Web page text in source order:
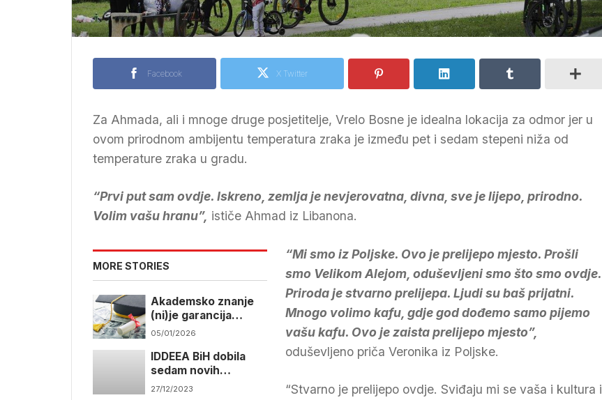
Facebook X Twitter
Za Ahmada, ali i mnoge druge posjetitelje, Vrelo Bosne je idealna lokacija za odmor jer u
ovom prirodnom ambijentu temperatura zraka je između pet i sedam stepeni niža od
temperature zraka u gradu.
“Prvi put sam ovdje. Iskreno, zemlja je nevjerovatna, divna, sve je lijepo, prirodno.
Volim vašu hranu”, ističe Ahmad iz Libanona.
MORE STORIES
Akademsko znanje
(ni)je garancija
uspjeha?
05/01/2026
IDDEEA BiH dobila
sedam novih
terenskih vozila od
27/12/2023
“Mi smo iz Poljske. Ovo je prelijepo mjesto. Prošli
smo Velikom Alejom, oduševljeni smo što smo ovdje.
Priroda je stvarno prelijepa. Ljudi su baš prijatni.
Mnogo volimo kafu, gdje god dođemo samo pijemo
vašu kafu. Ovo je zaista prelijepo mjesto”,
oduševljeno priča Veronika iz Poljske.
“Stvarno je prelijepo ovdje. Sviđaju mi se vaša i kultura i